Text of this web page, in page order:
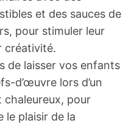
et des sauces de
pour stimuler leur
créativité.
de laisser vos enfants
d’œuvre lors d’un
pour
le plaisir de la